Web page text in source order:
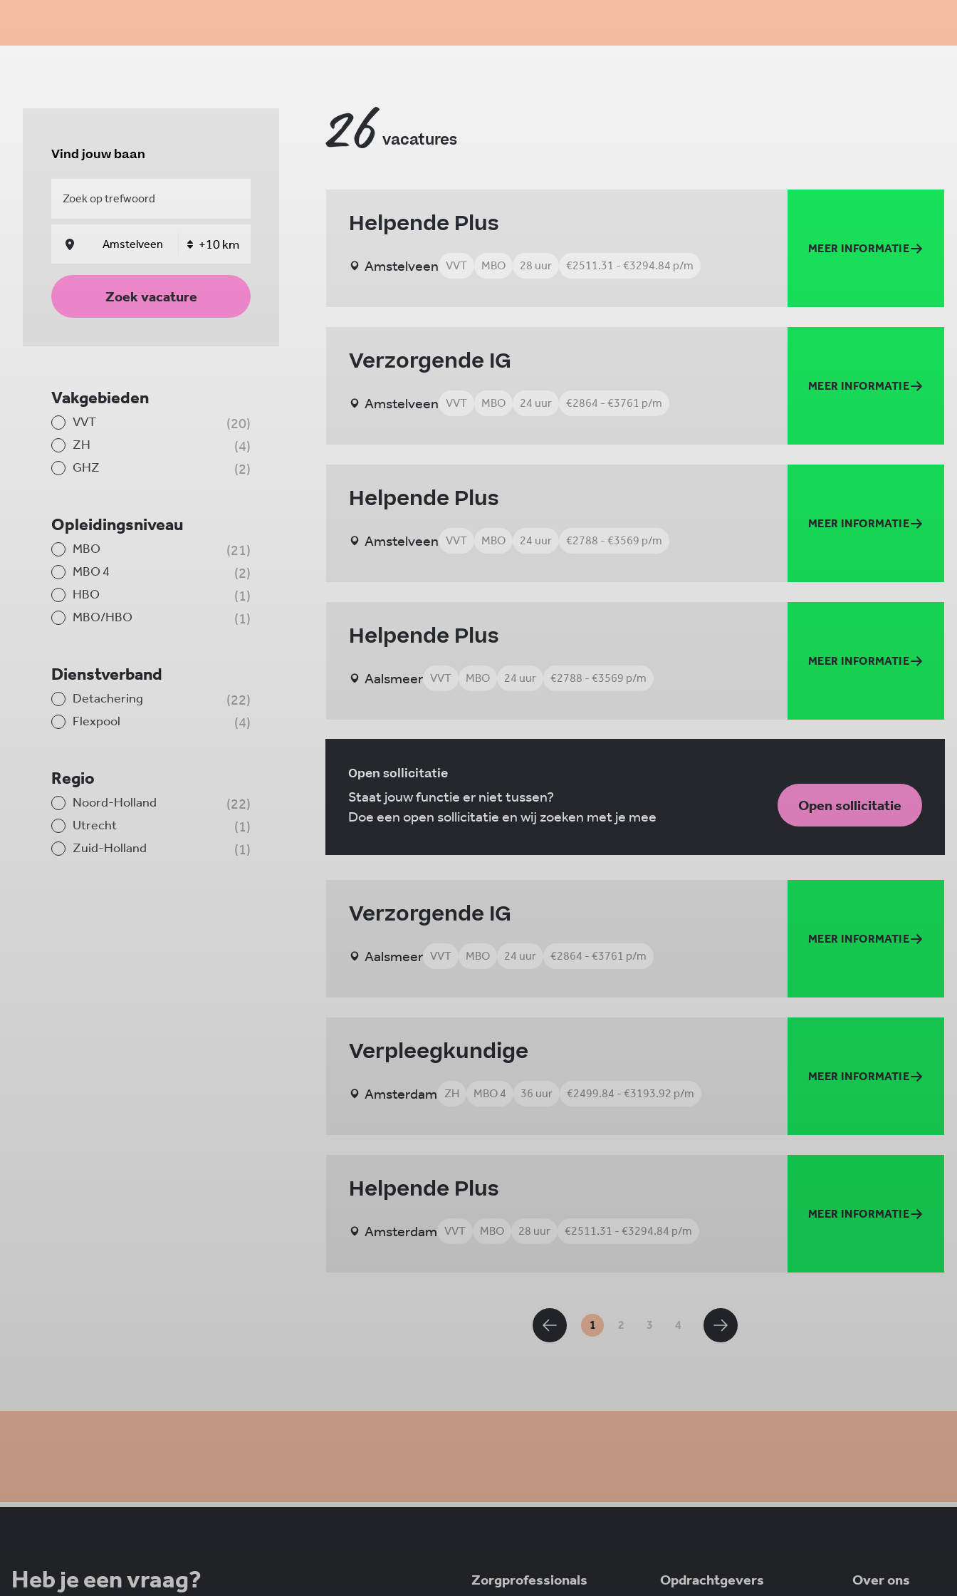
Vind jouw baan
Zoek vacature
Vakgebieden
VVT 20
ZH 4
GHZ 2
Opleidingsniveau
MBO 21
MBO 4 2
HBO 1
MBO/HBO 1
Dienstverband
Detachering 22
Flexpool 4
Regio
Noord-Holland 22
Utrecht 1
Zuid-Holland 1
26vacatures
Helpende Plus
Amstelveen VVT MBO 28 uur €2511.31 - €3294.84 p/m
MEER INFORMATIE
Verzorgende IG
Amstelveen VVT MBO 24 uur €2864 - €3761 p/m
MEER INFORMATIE
Helpende Plus
Amstelveen VVT MBO 24 uur €2788 - €3569 p/m
MEER INFORMATIE
Helpende Plus
Aalsmeer VVT MBO 24 uur €2788 - €3569 p/m
MEER INFORMATIE
Open sollicitatie
Staat jouw functie er niet tussen?
Doe een open sollicitatie en wij zoeken met je mee
Open sollicitatie
Verzorgende IG
Aalsmeer VVT MBO 24 uur €2864 - €3761 p/m
MEER INFORMATIE
Verpleegkundige
Amsterdam ZH MBO 4 36 uur €2499.84 - €3193.92 p/m
MEER INFORMATIE
Helpende Plus
Amsterdam VVT MBO 28 uur €2511.31 - €3294.84 p/m
MEER INFORMATIE
1 2 3 4
Heb je een vraag? Zorgprofessionals Opdrachtgevers Over ons